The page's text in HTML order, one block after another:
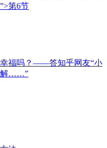
第6节
幸福吗？——答知乎网友“小
解……”